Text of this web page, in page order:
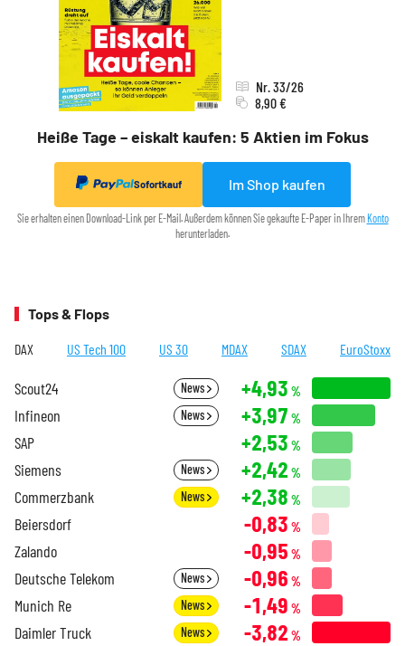
Heiße Tage – eiskalt kaufen: 5 Aktien im Fokus
Nr. 33/26
8,90 €
Sofortkauf Im Shop kaufen
Sie erhalten einen Download-Link per E-Mail. Außerdem können Sie gekaufte E-Paper in Ihrem Konto
herunterladen.
Tops & Flops
DAX US Tech 100 US 30 MDAX SDAX EuroStoxx
Scout24 News +4,93 %
Infineon News +3,97 %
SAP +2,53 %
Siemens News +2,42 %
Commerzbank News +2,38 %
Beiersdorf -0,83 %
Zalando -0,95 %
Deutsche Telekom News -0,96 %
Munich Re News -1,49 %
Daimler Truck News -3,82 %